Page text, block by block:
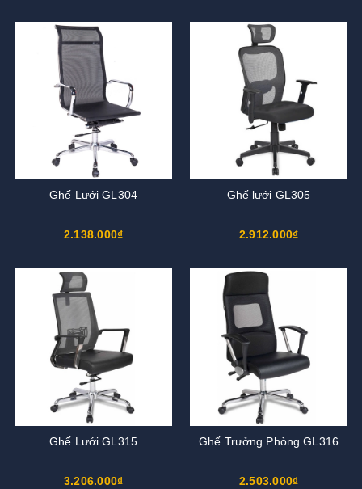
Ghế Lưới GL304
2.138.000₫
Ghế lưới GL305
2.912.000₫
Ghế Lưới GL315
3.206.000₫
Ghế Trưởng Phòng GL316
2.503.000₫